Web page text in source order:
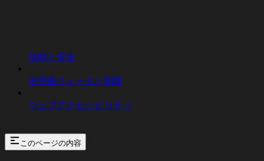
信頼と安全
使用量クォータと制限
ウェブアクセシビリティ
このページの内容